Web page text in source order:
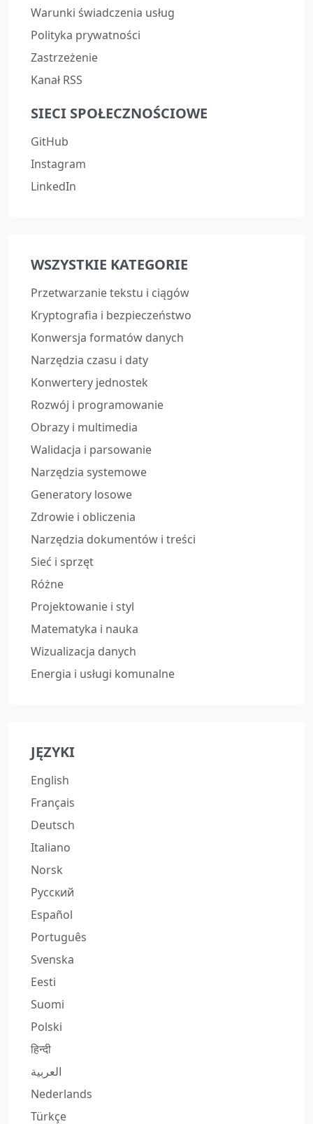
Warunki świadczenia usług
Polityka prywatności
Zastrzeżenie
Kanał RSS
SIECI SPOŁECZNOŚCIOWE
GitHub
Instagram
LinkedIn
WSZYSTKIE KATEGORIE
Przetwarzanie tekstu i ciągów
Kryptografia i bezpieczeństwo
Konwersja formatów danych
Narzędzia czasu i daty
Konwertery jednostek
Rozwój i programowanie
Obrazy i multimedia
Walidacja i parsowanie
Narzędzia systemowe
Generatory losowe
Zdrowie i obliczenia
Narzędzia dokumentów i treści
Sieć i sprzęt
Różne
Projektowanie i styl
Matematyka i nauka
Wizualizacja danych
Energia i usługi komunalne
JĘZYKI
English
Français
Deutsch
Italiano
Norsk
Русский
Español
Português
Svenska
Eesti
Suomi
Polski
हिन्दी
العربية
Nederlands
Türkçe